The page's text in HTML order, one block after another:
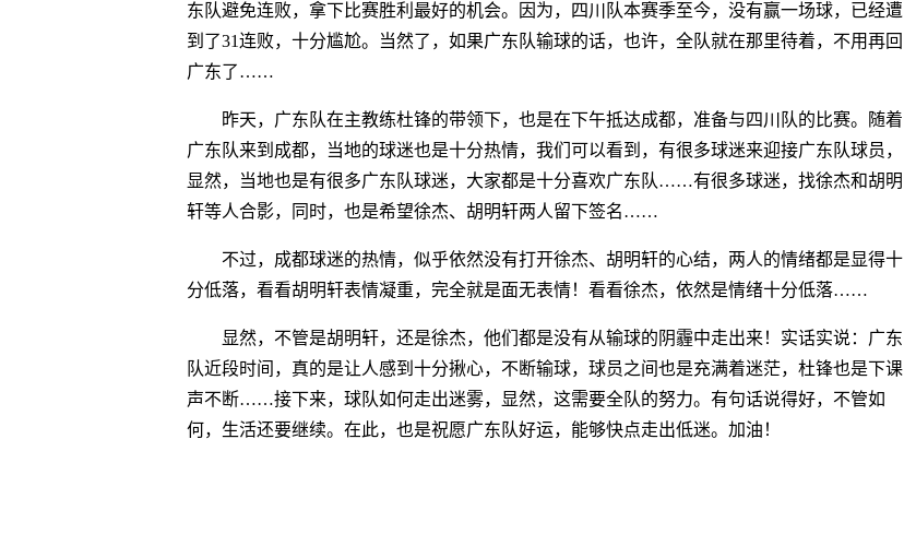
东队避免连败，拿下比赛胜利最好的机会。因为，四川队本赛季至今，没有赢一场球，已经遭
到了31连败，十分尴尬。当然了，如果广东队输球的话，也许，全队就在那里待着，不用再回
广东了……
昨天，广东队在主教练杜锋的带领下，也是在下午抵达成都，准备与四川队的比赛。随着
广东队来到成都，当地的球迷也是十分热情，我们可以看到，有很多球迷来迎接广东队球员，
显然，当地也是有很多广东队球迷，大家都是十分喜欢广东队……有很多球迷，找徐杰和胡明
轩等人合影，同时，也是希望徐杰、胡明轩两人留下签名……
不过，成都球迷的热情，似乎依然没有打开徐杰、胡明轩的心结，两人的情绪都是显得十
分低落，看看胡明轩表情凝重，完全就是面无表情！看看徐杰，依然是情绪十分低落……
显然，不管是胡明轩，还是徐杰，他们都是没有从输球的阴霾中走出来！实话实说：广东
队近段时间，真的是让人感到十分揪心，不断输球，球员之间也是充满着迷茫，杜锋也是下课
声不断……接下来，球队如何走出迷雾，显然，这需要全队的努力。有句话说得好，不管如
何，生活还要继续。在此，也是祝愿广东队好运，能够快点走出低迷。加油！